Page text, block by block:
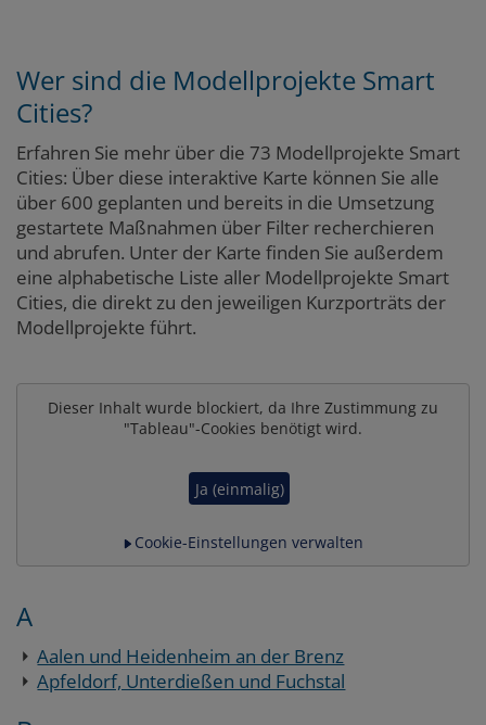
Wer sind die Modellprojekte Smart
Cities?
Erfahren Sie mehr über die 73 Modellprojekte Smart
Cities: Über diese interaktive Karte können Sie alle
über 600 geplanten und bereits in die Umsetzung
gestartete Maßnahmen über Filter recherchieren
und abrufen. Unter der Karte finden Sie außerdem
eine alphabetische Liste aller Modellprojekte Smart
Cities, die direkt zu den jeweiligen Kurzporträts der
Modellprojekte führt.
Dieser Inhalt wurde blockiert, da Ihre Zustimmung zu
"Tableau"-Cookies benötigt wird.
Ja (einmalig)
Cookie-Einstellungen verwalten
A
Aalen und Heidenheim an der Brenz
Apfeldorf, Unterdießen und Fuchstal